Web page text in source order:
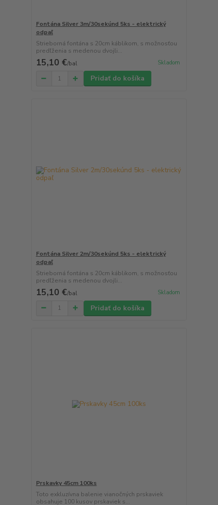
Fontána Silver 3m/30sekúnd 5ks - elektrický
odpaľ
Strieborná fontána s 20cm káblikom, s možnosťou
predľženia s medenou dvojli...
15,10 €/bal Skladom
Pridať do košíka
Fontána Silver 2m/30sekúnd 5ks - elektrický
odpaľ
Strieborná fontána s 20cm káblikom, s možnosťou
predľženia s medenou dvojli...
15,10 €/bal Skladom
Pridať do košíka
Prskavky 45cm 100ks
Toto exkluzívna balenie vianočných prskaviek
obsahuje 100 kusov prskaviek s...